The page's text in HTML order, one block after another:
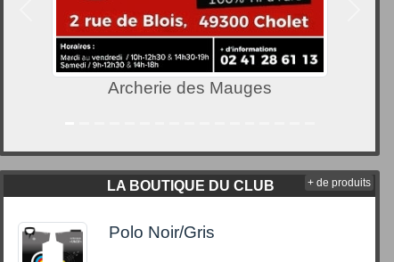
Numéricoupe
Précedent
LA BOUTIQUE DU CLUB
Polo Noir/Gris
+ de produits